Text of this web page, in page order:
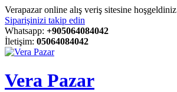
Verapazar online alış veriş sitesine hoşgeldiniz
Siparişinizi takip edin
Whatsapp: +905064084042
İletişim: 05064084042
Vera Pazar